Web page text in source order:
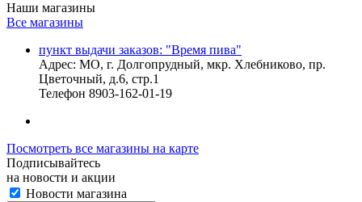
Наши магазины
Все магазины
пункт выдачи заказов: "Время пива"
Адрес: МО, г. Долгопрудный, мкр. Хлебниково, пр.
Цветочный, д.6, стр.1
Телефон 8903-162-01-19
Посмотреть все магазины на карте
Подписывайтесь
на новости и акции
Новости магазина